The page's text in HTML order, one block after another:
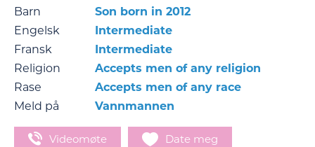
Barn
Son born in 2012
Engelsk
Intermediate
Fransk
Intermediate
Religion
Accepts men of any religion
Rase
Accepts men of any race
Meld på
Vannmannen
Videomøte Date meg